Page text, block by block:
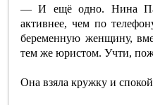
— И ещё одно. Нина
активнее, чем по
беременную женщину,
тем же юристом. Учти,
Она взяла кружку и